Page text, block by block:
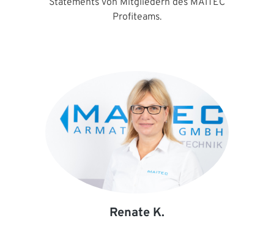
Profiteams.
Renate K.